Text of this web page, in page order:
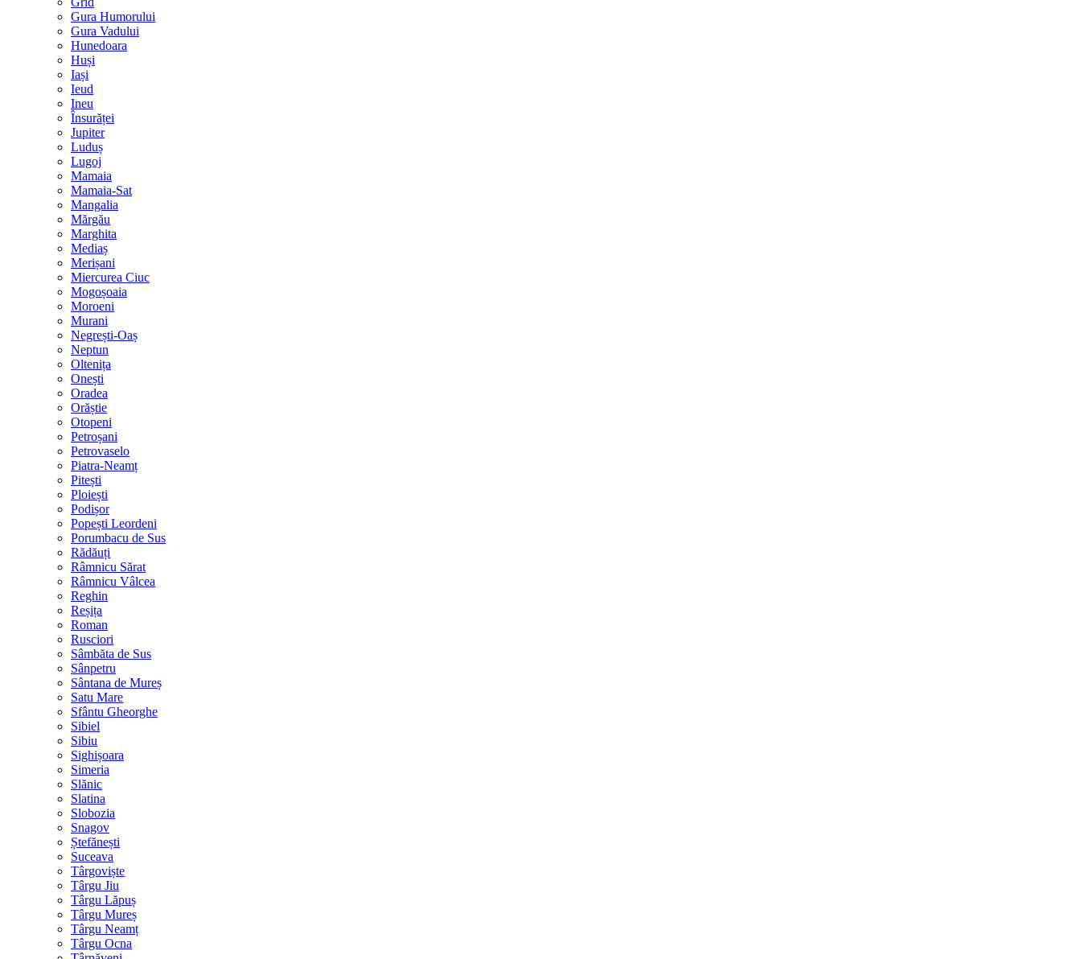
Gura Humorului
Gura Vadului
Hunedoara
Huși
Iași
Ieud
Ineu
Însurăței
Jupiter
Luduș
Lugoj
Mamaia
Mamaia-Sat
Mangalia
Mărgău
Marghita
Mediaș
Merișani
Miercurea Ciuc
Mogoșoaia
Moroeni
Murani
Negrești-Oaș
Neptun
Oltenița
Onești
Oradea
Orăștie
Otopeni
Petroșani
Petrovaselo
Piatra-Neamț
Pitești
Ploiești
Podișor
Popești Leordeni
Porumbacu de Sus
Rădăuți
Râmnicu Sărat
Râmnicu Vâlcea
Reghin
Reșița
Roman
Rusciori
Sâmbăta de Sus
Sânpetru
Sântana de Mureș
Satu Mare
Sfântu Gheorghe
Sibiel
Sibiu
Sighișoara
Simeria
Slănic
Slatina
Slobozia
Snagov
Ștefănești
Suceava
Târgoviște
Târgu Jiu
Târgu Lăpuș
Târgu Mureș
Târgu Neamț
Târgu Ocna